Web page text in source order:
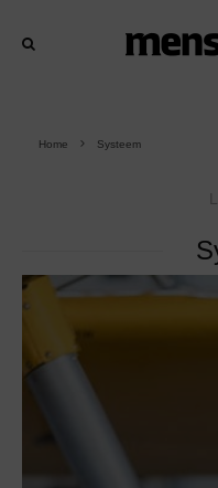
Home Systeem